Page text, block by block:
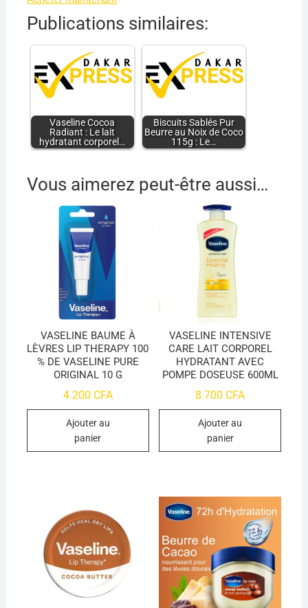
Publications similaires:
Vaseline Cocoa
Radiant : Le lait
hydratant corporel…
Biscuits Sablés Pur
Beurre au Noix de Coco
115g : Le…
Vous aimerez peut-être aussi…
VASELINE BAUME À
LÈVRES LIP THERAPY 100
% DE VASELINE PURE
ORIGINAL 10 G
4.200 CFA
Ajouter au
panier
VASELINE INTENSIVE
CARE LAIT CORPOREL
HYDRATANT AVEC
POMPE DOSEUSE 600ML
8.700 CFA
Ajouter au
panier